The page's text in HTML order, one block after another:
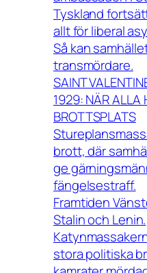
Tyskland
allt för liberal
Så kan
transmördare.
SAINT
1929: NÄR ALLA
BROTTSPLATS
brott, där
ge
fängelsestraff.
Framtiden
Stalin och Lenin.
stora politiska